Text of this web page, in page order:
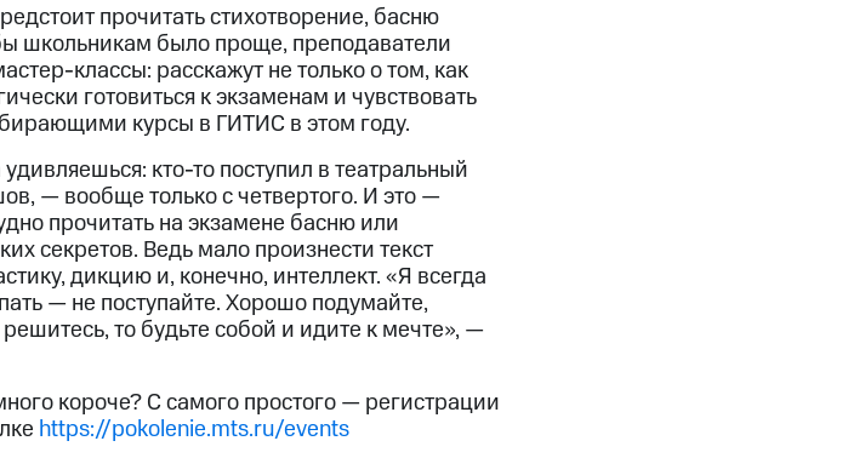
прочитать стихотворение, басню
школьникам было проще, преподаватели
классы: расскажут не только о том, как
готовиться к экзаменам и чувствовать
курсы в ГИТИС в этом году.
кто-то поступил в театральный
— вообще только с четвертого. И это —
прочитать на экзамене басню или
секретов. Ведь мало произнести текст
дикцию и, конечно, интеллект. «Я всегда
— не поступайте. Хорошо подумайте,
то будьте собой и идите к мечте», —
короче? С самого простого — регистрации
https://pokolenie.mts.ru/events